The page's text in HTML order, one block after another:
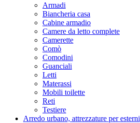
Armadi
Biancheria casa
Cabine armadio
Camere da letto complete
Camerette
Comò
Comodini
Guanciali
Letti
Materassi
Mobili toilette
Reti
Testiere
Arredo urbano, attrezzature per esterni